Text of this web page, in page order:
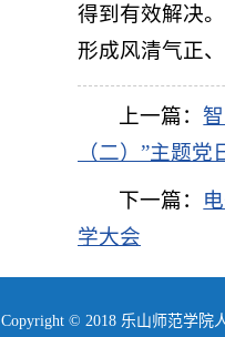
得到有效解决
形成风清气正
上一篇：
（二）”主题党
下一篇：
学大会
Copyright © 2018 乐山师范学院